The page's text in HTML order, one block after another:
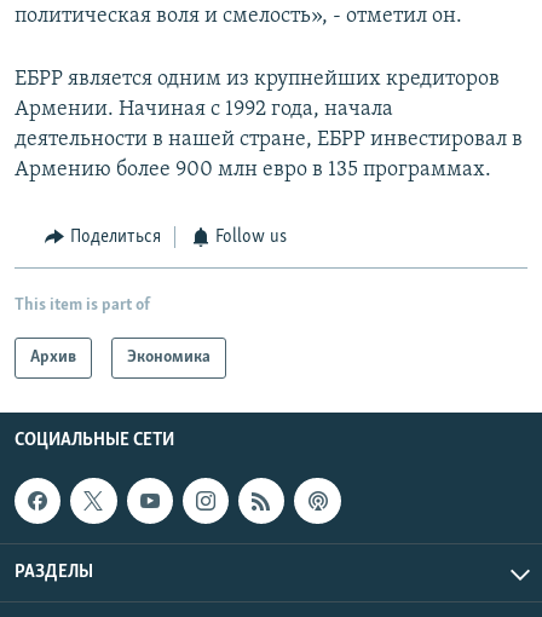
политическая воля и смелость», - отметил он.
ЕБРР является одним из крупнейших кредиторов
Армении. Начиная с 1992 года, начала
деятельности в нашей стране, ЕБРР инвестировал в
Армению более 900 млн евро в 135 программах.
Поделиться Follow us
This item is part of
Архив Экономика
СОЦИАЛЬНЫЕ СЕТИ
РАЗДЕЛЫ